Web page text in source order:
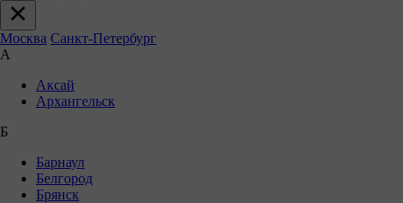
Москва Санкт-Петербург
А
Аксай
Архангельск
Б
Барнаул
Белгород
Брянск